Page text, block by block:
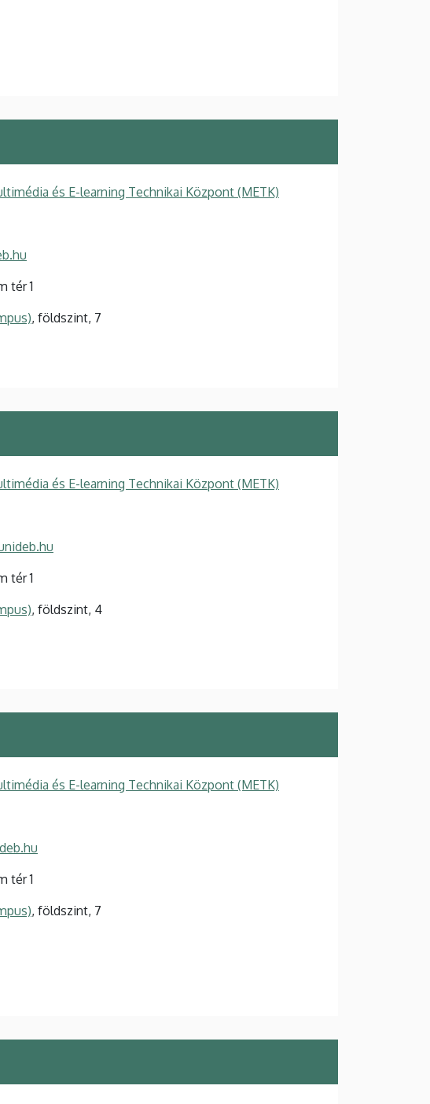
és E-learning Technikai Központ (METK)
tér 1
, földszint, 7
és E-learning Technikai Központ (METK)
tér 1
, földszint, 4
és E-learning Technikai Központ (METK)
tér 1
, földszint, 7